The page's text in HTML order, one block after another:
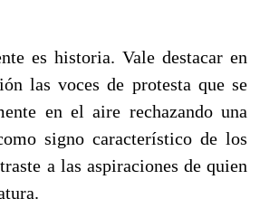
es historia. Vale destacar en
las voces de protesta que se
en el aire rechazando una
signo característico de los
a las aspiraciones de quien